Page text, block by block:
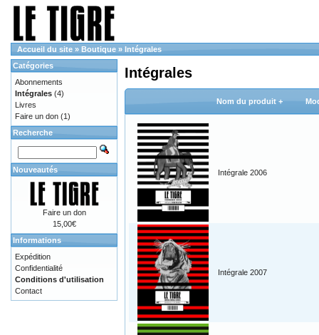
Accueil du site » Boutique » Intégrales
Intégrales
Nom du produit +
Intégrale 2006
Intégrale 2007
Catégories
Abonnements
Intégrales (4)
Livres
Faire un don (1)
Recherche
Nouveautés
Faire un don
15,00€
Informations
Expédition
Confidentialité
Conditions d'utilisation
Contact